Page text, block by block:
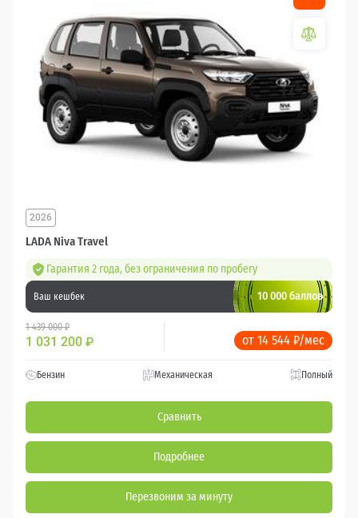
LADA Niva Travel
2026
Гарантия 2 года, без ограничения по пробегу
Ваш кешбек 10 000 баллов
1 439 000 ₽
1 031 200 ₽ от 14 544 ₽/мес
Бензин Механическая Полный
Сравнить
Подробнее
Перезвоним за минуту